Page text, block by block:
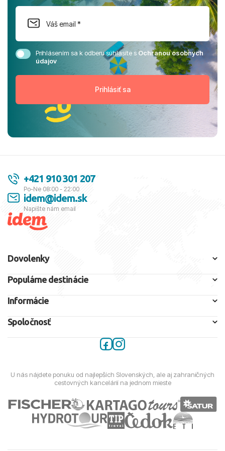
Prihlásením sa k odberu súhlasíte sOchranou osobných
údajov
+421 910 301 207
Po-Ne 08:00 - 22:00
idem@idem.sk
Napíšte nám email
Dovolenky
Populárne destinácie
Informácie
Spoločnosť
U nás nájdete ponuku od najlepších Slovenských, ale aj zahraničných
cestovných kancelárií na jednom mieste